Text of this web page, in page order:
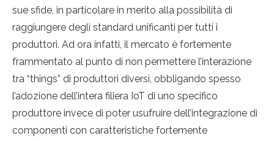
sue sfide, in particolare in merito alla possibilità di
raggiungere degli standard unificanti per tutti i
produttori. Ad ora infatti, il mercato è fortemente
frammentato al punto di non permettere l’interazione
tra “things” di produttori diversi, obbligando spesso
l’adozione dell’intera filiera IoT di uno specifico
produttore invece di poter usufruire dell’integrazione di
componenti con caratteristiche fortemente